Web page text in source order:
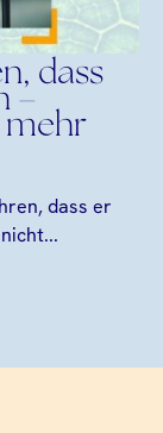
dass
–
mehr
dass er